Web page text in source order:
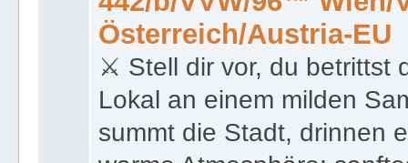
Lokal an einem milden
summt die Stadt, drinnen
warme Atmosphäre:
Kaffee und das leise
beim Eintreten merkst du,